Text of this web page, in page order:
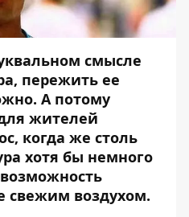
смысле
пережить ее
А потому
жителей
когда же столь
хотя бы немного
свежим воздухом.